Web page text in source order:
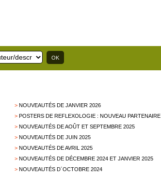
>NOUVEAUTÉS DE JANVIER 2026
>POSTERS DE REFLEXOLOGIE : NOUVEAU PARTENAIRE
>NOUVEAUTÉS DE AOÛT ET SEPTEMBRE 2025
>NOUVEAUTÉS DE JUIN 2025
>NOUVEAUTÉS DE AVRIL 2025
>NOUVEAUTÉS DE DÉCEMBRE 2024 ET JANVIER 2025
>NOUVEAUTÉS D´OCTOBRE 2024